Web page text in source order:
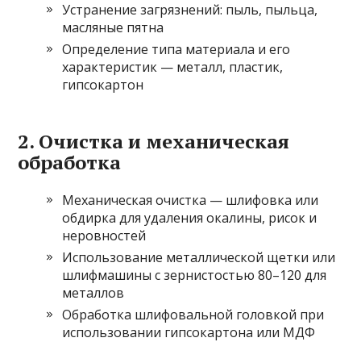
Устранение загрязнений: пыль, пыльца,
масляные пятна
Определение типа материала и его
характеристик — металл, пластик,
гипсокартон
2. Очистка и механическая
обработка
Механическая очистка — шлифовка или
обдирка для удаления окалины, рисок и
неровностей
Использование металлической щетки или
шлифмашины с зернистостью 80–120 для
металлов
Обработка шлифовальной головкой при
использовании гипсокартона или МДФ